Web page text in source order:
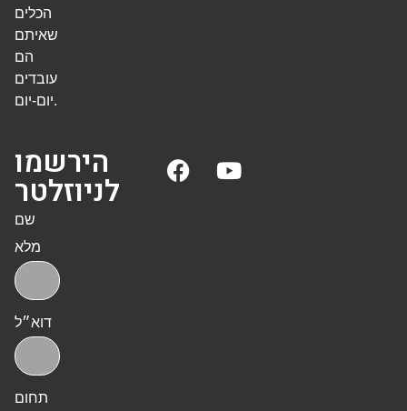
הכלים
שאיתם
הם
עובדים
יום-יום.
הירשמו
לניוזלטר
שם
מלא
דוא״ל
תחום